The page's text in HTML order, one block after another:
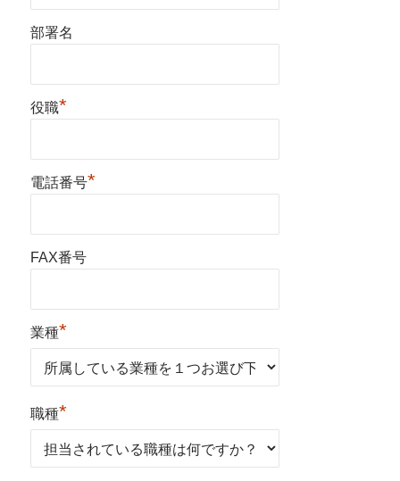
部署名
役職*
電話番号*
FAX番号
業種*
職種*